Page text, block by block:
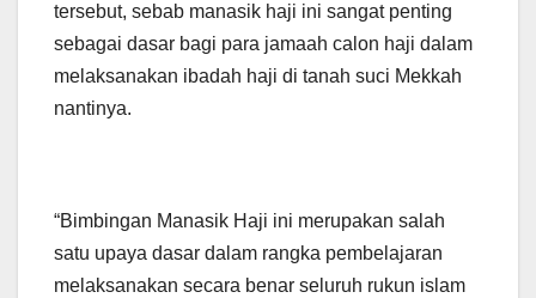
tersebut, sebab manasik haji ini sangat penting
sebagai dasar bagi para jamaah calon haji dalam
melaksanakan ibadah haji di tanah suci Mekkah
nantinya.
“Bimbingan Manasik Haji ini merupakan salah
satu upaya dasar dalam rangka pembelajaran
melaksanakan secara benar seluruh rukun islam